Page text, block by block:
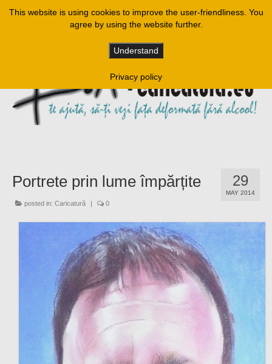
29
MAY 2014
Portrete prin lume împărțite
posted in: Caricatură 0
This website is using cookies to improve the user-friendliness. You
agree by using the website further.
Understand
Privacy policy